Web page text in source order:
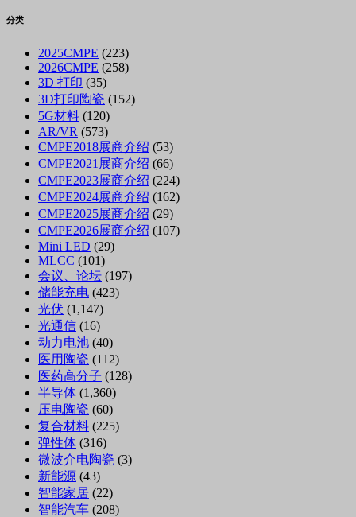
分类
2025CMPE (223)
2026CMPE (258)
3D 打印 (35)
3D打印陶瓷 (152)
5G材料 (120)
AR/VR (573)
CMPE2018展商介绍 (53)
CMPE2021展商介绍 (66)
CMPE2023展商介绍 (224)
CMPE2024展商介绍 (162)
CMPE2025展商介绍 (29)
CMPE2026展商介绍 (107)
Mini LED (29)
MLCC (101)
会议、论坛 (197)
储能充电 (423)
光伏 (1,147)
光通信 (16)
动力电池 (40)
医用陶瓷 (112)
医药高分子 (128)
半导体 (1,360)
压电陶瓷 (60)
复合材料 (225)
弹性体 (316)
微波介电陶瓷 (3)
新能源 (43)
智能家居 (22)
智能汽车 (208)